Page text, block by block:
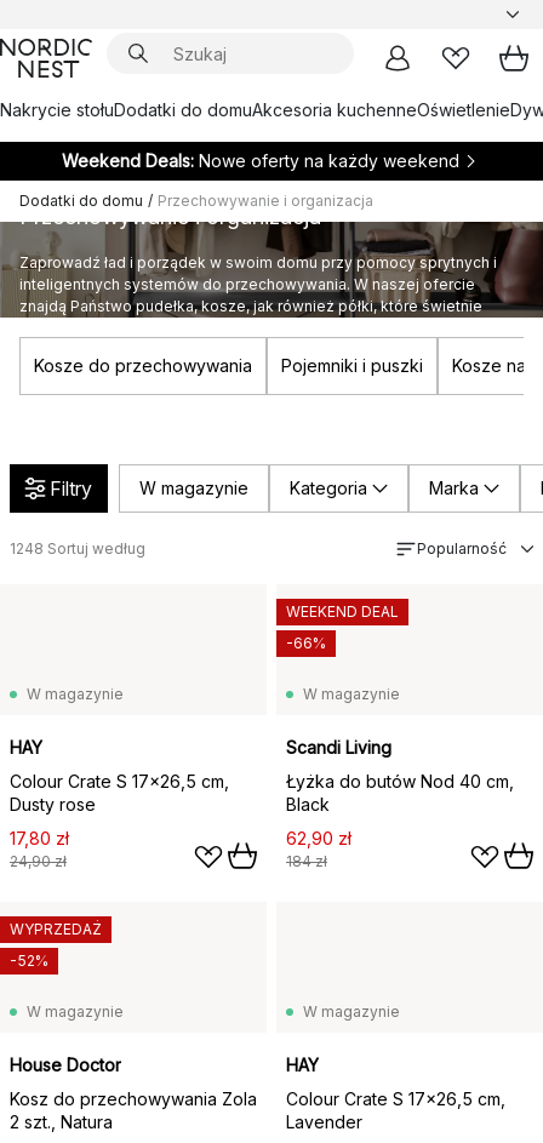
Nakrycie stołuDodatki do domuAkcesoria kuchenneOświetlenie
Weekend Deals: Nowe oferty na każdy weekend
Dodatki do domu / Przechowywanie i organizacja
Przechowywanie i organizacja
Zaprowadź ład i porządek w swoim domu przy pomocy sprytnych i
inteligentnych systemów do przechowywania. W naszej ofercie
znajdą Państwo pudełka, kosze, jak również półki, które świetnie
Kosze do przechowywania Pojemniki i puszki Kosze na
Filtry W magazynie Kategoria Marka
1248 Sortuj według Popularność
W magazynie
HAY
Colour Crate S 17x26,5 cm,
Dusty rose
17,80 zł
24,90 zł
W magazynie
Scandi Living
Łyżka do butów Nod 40 cm,
Black
62,90 zł
184 zł
WEEKEND DEAL
-66%
W magazynie
House Doctor
Kosz do przechowywania Zola
2 szt., Natura
WYPRZEDAŻ
-52%
W magazynie
HAY
Colour Crate S 17x26,5 cm,
Lavender